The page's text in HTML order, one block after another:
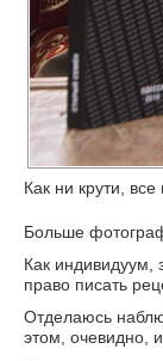
Как ни крути,
Больше
Как индивидуум,
право писать
Отделаюсь
этом, очевидно,